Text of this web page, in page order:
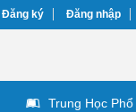
Đăng ký Đăng nhập
Trung Học